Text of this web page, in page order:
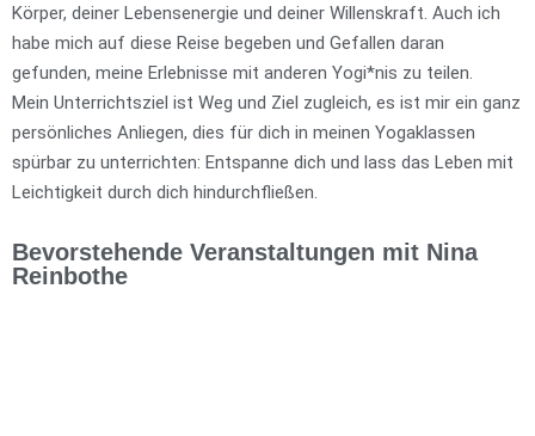
Körper, deiner Lebensenergie und deiner Willenskraft. Auch ich
habe mich auf diese Reise begeben und Gefallen daran
gefunden, meine Erlebnisse mit anderen Yogi*nis zu teilen.
Mein Unterrichtsziel ist Weg und Ziel zugleich, es ist mir ein ganz
persönliches Anliegen, dies für dich in meinen Yogaklassen
spürbar zu unterrichten: Entspanne dich und lass das Leben mit
Leichtigkeit durch dich hindurchfließen.
Bevorstehende Veranstaltungen mit Nina
Reinbothe